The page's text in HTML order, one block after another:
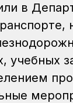
в
учебных